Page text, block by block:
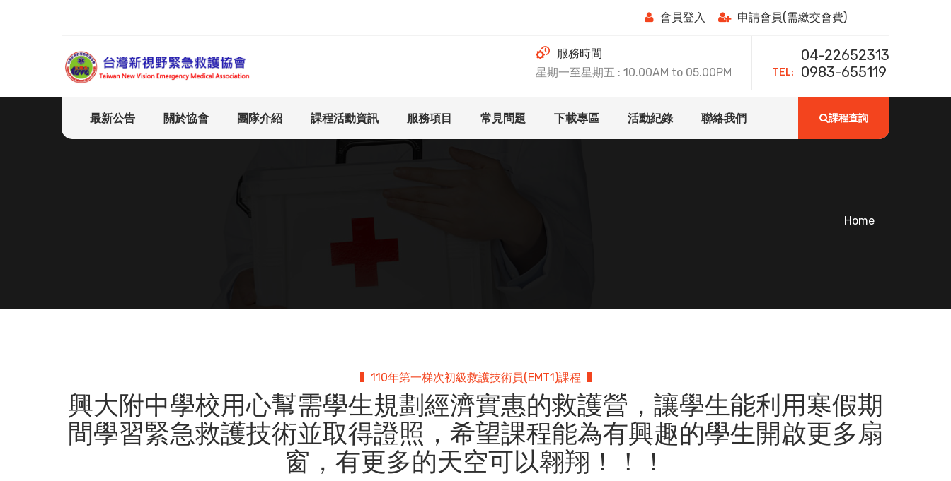
會員登入 申請會員(需繳交會費)
服務時間
星期一至星期五 : 10.00AM to 05.00PM
TEL:
04-22652313
0983-655119
最新公告 關於協會 團隊介紹 課程活動資訊 服務項目 常見問題 下載專區 活動紀錄 聯絡我們 課程查詢
Home
110年第一梯次初級救護技術員(EMT1)課程
興大附中學校用心幫需學生規劃經濟實惠的救護營，讓學生能利用寒假期
間學習緊急救護技術並取得證照，希望課程能為有興趣的學生開啟更多扇
窗，有更多的天空可以翱翔！！！